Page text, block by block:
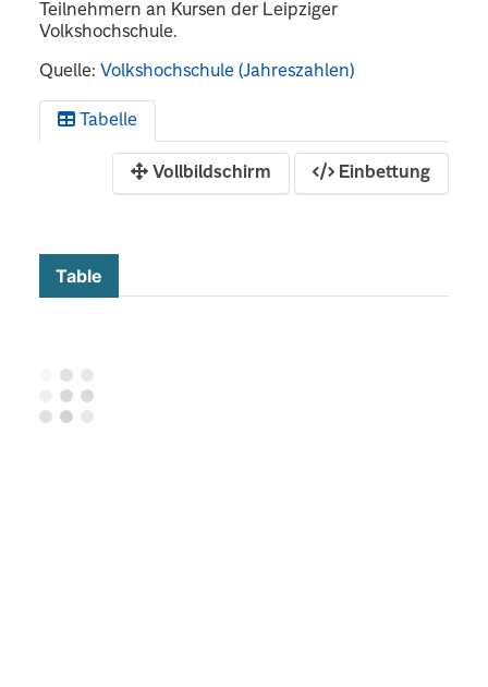
Teilnehmern an Kursen der Leipziger
Volkshochschule.
Quelle: Volkshochschule (Jahreszahlen)
Tabelle
Vollbildschirm Einbettung